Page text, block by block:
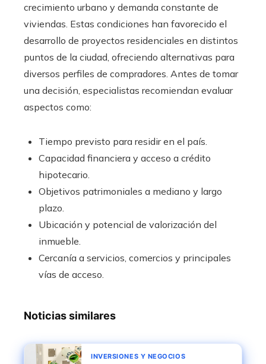
crecimiento urbano y demanda constante de
viviendas. Estas condiciones han favorecido el
desarrollo de proyectos residenciales en distintos
puntos de la ciudad, ofreciendo alternativas para
diversos perfiles de compradores. Antes de tomar
una decisión, especialistas recomiendan evaluar
aspectos como:
Tiempo previsto para residir en el país.
Capacidad financiera y acceso a crédito
hipotecario.
Objetivos patrimoniales a mediano y largo
plazo.
Ubicación y potencial de valorización del
inmueble.
Cercanía a servicios, comercios y principales
vías de acceso.
Noticias similares
INVERSIONES Y NEGOCIOS